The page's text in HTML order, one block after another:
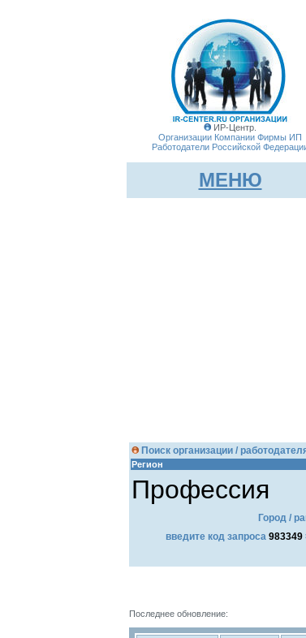
ИР-Центр.
Организации Компании Фирмы ИП
Работодатели Российской
МЕНЮ
Поиск организации /
Регион
Профессия
Город /
введите код запроса 983349
Последнее обновление: